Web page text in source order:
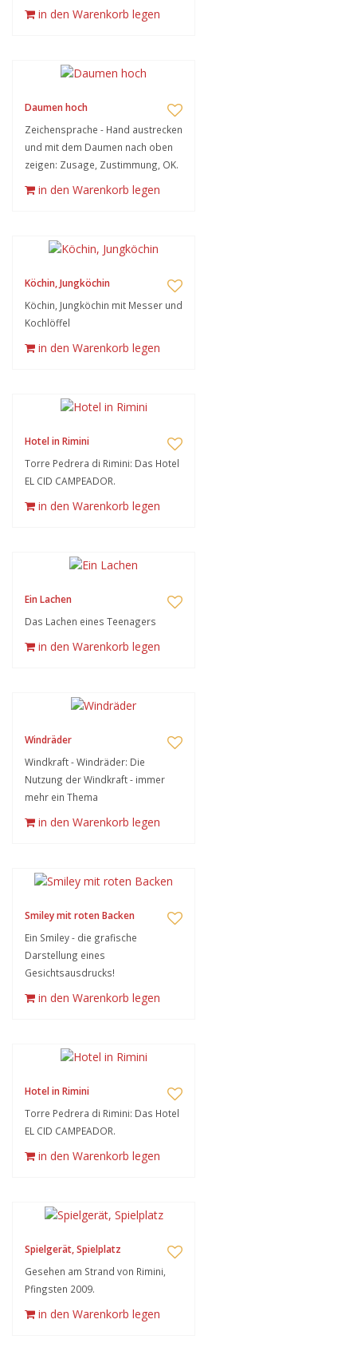
in den Warenkorb legen
Daumen hoch
Zeichensprache - Hand austrecken
und mit dem Daumen nach oben
zeigen: Zusage, Zustimmung, OK.
in den Warenkorb legen
Köchin, Jungköchin
Köchin, Jungköchin mit Messer und
Kochlöffel
in den Warenkorb legen
Hotel in Rimini
Torre Pedrera di Rimini: Das Hotel
EL CID CAMPEADOR.
in den Warenkorb legen
Ein Lachen
Das Lachen eines Teenagers
in den Warenkorb legen
Windräder
Windkraft - Windräder: Die
Nutzung der Windkraft - immer
mehr ein Thema
in den Warenkorb legen
Smiley mit roten Backen
Ein Smiley - die grafische
Darstellung eines
Gesichtsausdrucks!
in den Warenkorb legen
Hotel in Rimini
Torre Pedrera di Rimini: Das Hotel
EL CID CAMPEADOR.
in den Warenkorb legen
Spielgerät, Spielplatz
Gesehen am Strand von Rimini,
Pfingsten 2009.
in den Warenkorb legen